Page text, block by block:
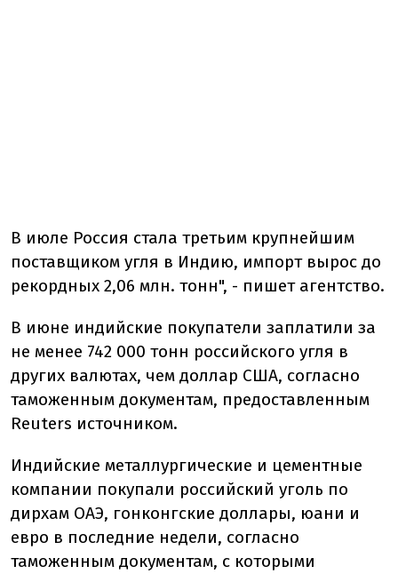
В июле Россия стала третьим крупнейшим
поставщиком угля в Индию, импорт вырос до
рекордных 2,06 млн. тонн", - пишет агентство.
В июне индийские покупатели заплатили за
не менее 742 000 тонн российского угля в
других валютах, чем доллар США, согласно
таможенным документам, предоставленным
Reuters источником.
Индийские металлургические и цементные
компании покупали российский уголь по
дирхам ОАЭ, гонконгские доллары, юани и
евро в последние недели, согласно
таможенным документам, с которыми